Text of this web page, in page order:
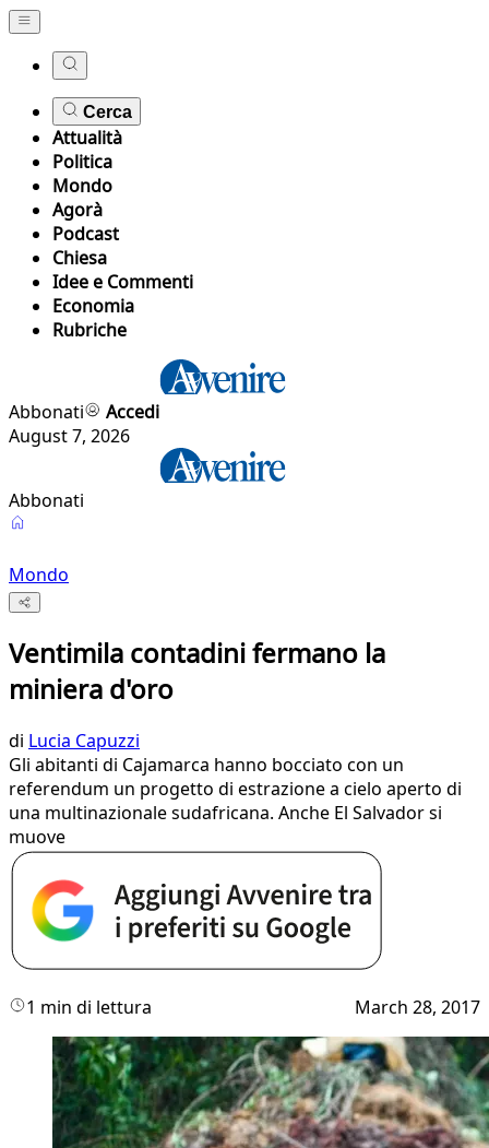
Cerca
Attualità
Politica
Mondo
Agorà
Podcast
Chiesa
Idee e Commenti
Economia
Rubriche
Abbonati
Accedi
August 7, 2026
Abbonati
Mondo
Ventimila contadini fermano la
miniera d'oro
di Lucia Capuzzi
Gli abitanti di Cajamarca hanno bocciato con un
referendum un progetto di estrazione a cielo aperto di
una multinazionale sudafricana. Anche El Salvador si
muove
1 min di lettura March 28, 2017